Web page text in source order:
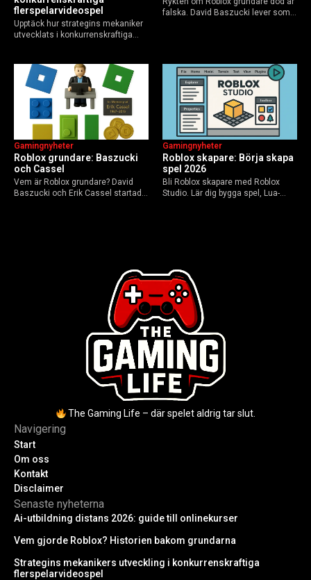
flerspelarvideospel
Upptäck hur strategins mekaniker
utvecklats i konkurrenskraftiga
AI-drivna innovationer.
falska. David Baszucki lever som
Roblox grundare: Baszucki
och Cassel
Gamingnyheter
Vem är Roblox grundare? David
Baszucki och Erik Cassel startade
Roblox skapare: Börja skapa
spel 2026
Gamingnyheter
Bli Roblox skapare med Roblox
Studio. Lär dig bygga spel, Lua-
The Gaming Life – där spelet aldrig tar slut.
Navigering
Start
Om oss
Kontakt
Disclaimer
Senaste nyheterna
Ai-utbildning distans 2026: guide till onlinekurser
Vem gjorde Roblox? Historien bakom grundarna
Strategins mekanikers utveckling i konkurrenskraftiga
flerspelarvideospel